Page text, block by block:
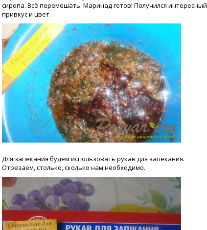
сиропа. Всё перемешать. Маринад готов! Получился интересный
привкус и цвет.
Для запекания будем использовать рукав для запекания.
Отрезаем, столько, сколько нам необходимо.